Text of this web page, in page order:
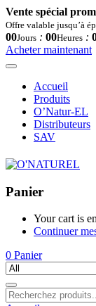
Vente spécial
Offre valable jusqu’à
00Jours : 00Heures :
Acheter maintenant
Accueil
Produits
O’Natur-EL
Distributeurs
SAV
Panier
Your cart is
Continuer
0 Panier